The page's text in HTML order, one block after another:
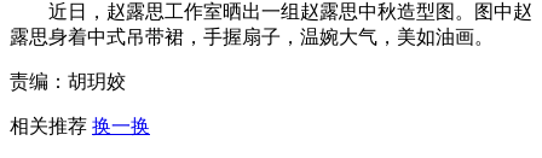
近日，赵露思工作室晒出一组赵露思中秋造型图。图中赵
露思身着中式吊带裙，手握扇子，温婉大气，美如油画。
责编：胡玥姣
相关推荐 换一换